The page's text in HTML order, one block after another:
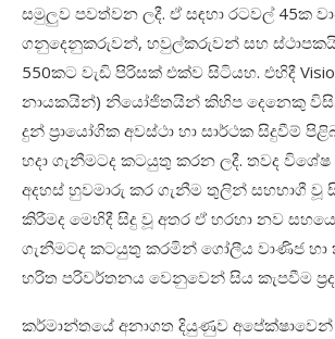
සමුලුව පවත්වන ලදී. ඒ සඳහා රටවල්45ක
ගනුදෙනුකරුවන්, හවුල්කරුවන් සහ
550කට වැඩි පිරිසක් එක්ව සිටියහ. එහිදී
නායකයින්) නියෝජිතයින් කිහිප දෙනෙකු
දුන් ප්රායෝගික අවස්ථා හා සාර්ථක සිදුවීම්
හදා ගැනීමටද කටයුතු කරන ලදී. තවද විශේෂ
අදහස් හුවමාරු කර ගැනීම තුලින් සහභාගී වූ
කිරීමද මෙහිදී සිදු වූ අතර ඒ හරහා නව
ගැනීමටද කටයුතු කරමින් ගෝලීය වාණිජ හා
හරිත පරිවර්තනය වෙනුවෙන් සිය කැපවීම
කර්මාන්තයේ අනාගත දියුණුව අපේක්ෂාවෙන්